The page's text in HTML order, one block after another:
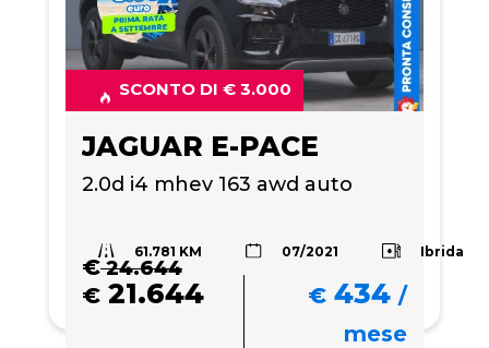
SCONTO DI € 3.000
JAGUAR E-PACE
2.0d i4 mhev 163 awd auto
61.781 KM 07/2021 Ibrida
€24.644
€ 21.644 € 434 /
mese